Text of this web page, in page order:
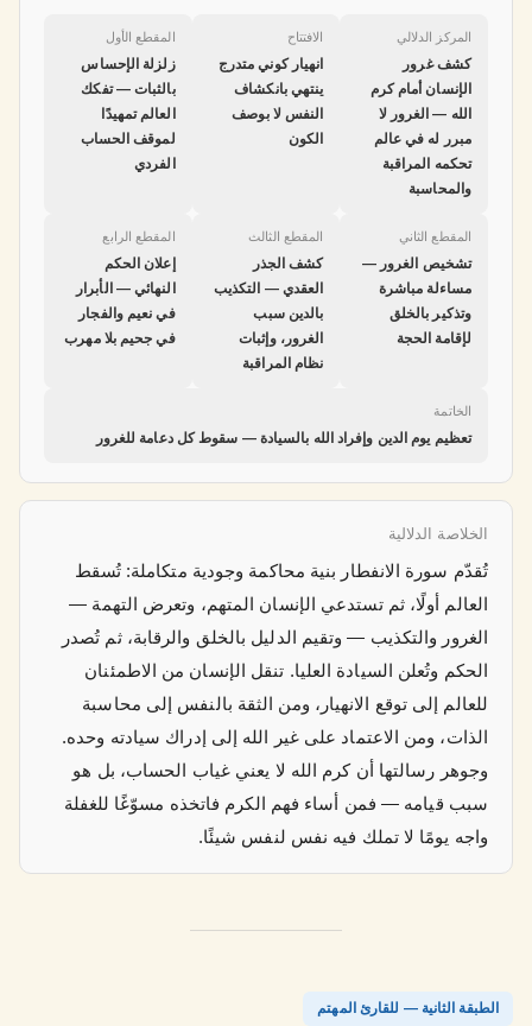
المركز الدلالي
كشف غرور
الإنسان أمام كرم
الله — الغرور لا
مبرر له في عالم
تحكمه المراقبة
والمحاسبة
الافتتاح
انهيار كوني متدرج
ينتهي بانكشاف
النفس لا بوصف
الكون
المقطع الأول
زلزلة الإحساس
بالثبات — تفكك
العالم تمهيدًا
لموقف الحساب
الفردي
المقطع الثاني
تشخيص الغرور —
مساءلة مباشرة
وتذكير بالخلق
لإقامة الحجة
المقطع الثالث
كشف الجذر
العقدي — التكذيب
بالدين سبب
الغرور، وإثبات
نظام المراقبة
المقطع الرابع
إعلان الحكم
النهائي — الأبرار
في نعيم والفجار
في جحيم بلا مهرب
الخاتمة
تعظيم يوم الدين وإفراد الله بالسيادة — سقوط كل دعامة للغرور
الخلاصة الدلالية
تُقدّم سورة الانفطار بنية محاكمة وجودية متكاملة: تُسقط
العالم أولًا، ثم تستدعي الإنسان المتهم، وتعرض التهمة —
الغرور والتكذيب — وتقيم الدليل بالخلق والرقابة، ثم تُصدر
الحكم وتُعلن السيادة العليا. تنقل الإنسان من الاطمئنان
للعالم إلى توقع الانهيار، ومن الثقة بالنفس إلى محاسبة
الذات، ومن الاعتماد على غير الله إلى إدراك سيادته وحده.
وجوهر رسالتها أن كرم الله لا يعني غياب الحساب، بل هو
سبب قيامه — فمن أساء فهم الكرم فاتخذه مسوّغًا للغفلة
واجه يومًا لا تملك فيه نفس لنفس شيئًا.
الطبقة الثانية — للقارئ المهتم